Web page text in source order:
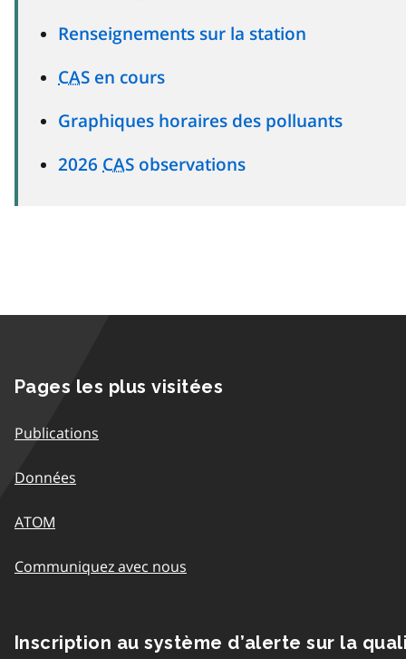
Renseignements sur la station
CAS en cours
Graphiques horaires des polluants
2026 CAS observations
Pages les plus visitées
Publications
Données
ATOM
Communiquez avec nous
Inscription au système d’alerte sur la